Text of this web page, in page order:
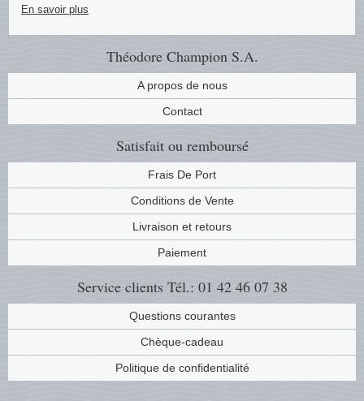
Théodore Champion S.A.
A propos de nous
Contact
Satisfait ou remboursé
Frais De Port
Conditions de Vente
Livraison et retours
Paiement
Service clients Tél.: 01 42 46 07 38
Questions courantes
Chèque-cadeau
Politique de confidentialité
En savoir plus